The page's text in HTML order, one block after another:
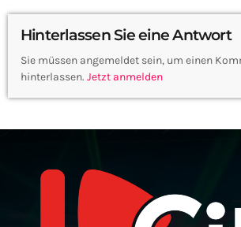
Hinterlassen Sie eine Antwort
Sie müssen angemeldet sein, um einen
hinterlassen. Jetzt anmelden